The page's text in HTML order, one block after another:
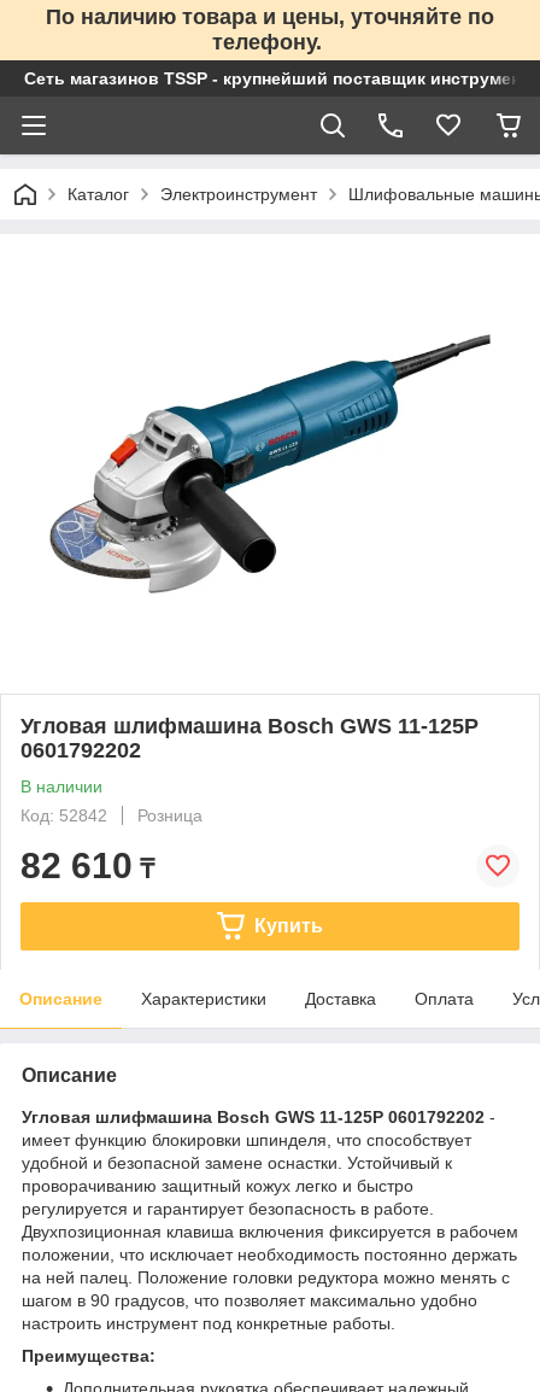
По наличию товара и цены, уточняйте по
телефону.
Сеть магазинов TSSP - крупнейший поставщик
Каталог Электроинструмент Шлифовальные
Угловая шлифмашина Bosch GWS 11-125P
0601792202
В наличии
Код: 52842
Розница
82 610 ₸
Купить
Описание Характеристики Доставка Оплата
Описание
Угловая шлифмашина Bosch GWS 11-125P 0601792202 -
имеет функцию блокировки шпинделя, что способствует
удобной и безопасной замене оснастки. Устойчивый к
проворачиванию защитный кожух легко и быстро
регулируется и гарантирует безопасность в работе.
Двухпозиционная клавиша включения фиксируется в рабочем
положении, что исключает необходимость постоянно держать
на ней палец. Положение головки редуктора можно менять с
шагом в 90 градусов, что позволяет максимально удобно
настроить инструмент под конкретные работы.
Преимущества:
Дополнительная рукоятка обеспечивает надежный